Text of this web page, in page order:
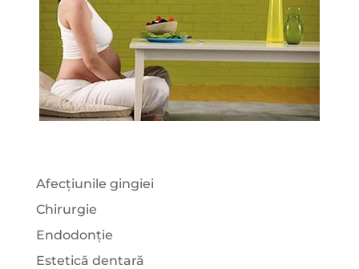
Afecțiunile gingiei
Chirurgie
Endodonție
Estetică dentară